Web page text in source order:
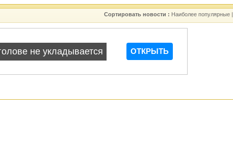
Сортировать новости : Наиболее популярные |